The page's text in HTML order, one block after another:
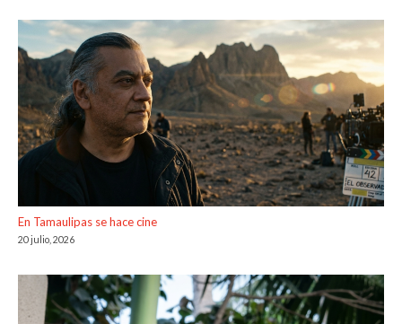
En Tamaulipas se hace cine
20 julio, 2026